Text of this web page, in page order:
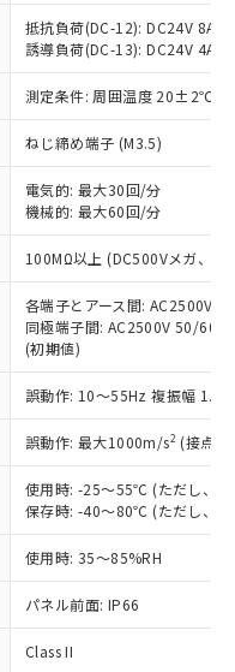
抵抗負荷(DC-12): DC24V 8A/
誘導負荷(DC-13): DC24V 4A/
測定条件: 周囲温度 20±2℃、
ねじ締め端子 (M3.5)
電気的: 最大30回/分
機械的: 最大60回/分
100MΩ以上 (DC500Vメガ、点
各端子とアース間: AC2500V
同極端子間: AC2500V 50/
(初期値)
誤動作: 10～55Hz 複振幅
誤動作: 最大1000m/s2 (接点
使用時: -25～55℃ (ただし、氷
保存時: -40～80℃ (ただし、氷
使用時: 35～85%RH
パネル前面: IP66
Class II
。
格照会結果は、
点での社内デー
ものであり、閲
の在庫および標
があることをご
標準価格はお客
お客様担当のオ
・当社販売員に
店や当社販売拠
ク
」をご確認
格結果を当社の
に漏洩または開
ます。
リスト作成サー
くには、I-Web
れている必要が
ト上で当社にご
について、当社
者が、当社の製
お客様との取
利用すること
た場合などや
ります。
以下、 カド
ポリ臭化ビフェニル
フェニルエーテル類
ス(2-エチルヘキシ
下、フタル酸ブチ
、フタル酸ジブチル
ジイソブチル
び制御機器に対する
ては閾値を超える意
ます。
により、予定
す。
ロード
ンロードするこ
します。
売部門へお問
ポリ臭化ビフェ
化ジフェニルエーテ
、 DIBP(フタル酸ジ
ル酸ブチルベンジ
シル)) : 1000ppm
）のすべてが基
ます。
において有害物
に深刻な影響を
。
売部門へお問
品のうち、外国
に定める商品
という）を輸出
る場合は、日本
は役務取引許
要な手続きを
する場合は、完
法に輸出されな
じます。
兵器、ミサイ
器またはその他
造装置等に一切
三者に販売する
び3の内容を当
。また当社は、
わる関係者が違
ある場合は、取
。
キャンセル
あり
いが在庫あり
庫状況につ
お取引先、ま
オムロン制御
販売員にご確
た在庫状況の
ない機種